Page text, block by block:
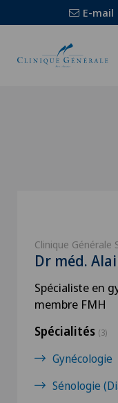
E-mail
Clinique Générale
Dr méd.
Spécialiste en
membre FMH
Spécialités (3)
Gynécologie
Sénologie